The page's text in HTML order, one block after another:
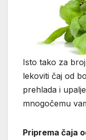
Isto tako za
lekoviti čaj od
prehlada i
mnogočemu
Priprema čaja